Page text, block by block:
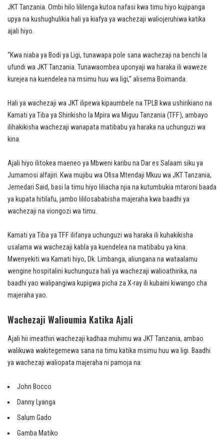
JKT Tanzania. Ombi hilo lililenga kutoa nafasi kwa timu hiyo kujipanga
upya na kushughulikia hali ya kiafya ya wachezaji waliojeruhiwa katika
ajali hiyo.
“Kwa niaba ya Bodi ya Ligi, tunawapa pole sana wachezaji na benchi la
ufundi wa JKT Tanzania. Tunawaombea uponyaji wa haraka ili waweze
kurejea na kuendelea na msimu huu wa ligi,” alisema Boimanda.
Hali ya wachezaji wa JKT ilipewa kipaumbele na TPLB kwa ushirikiano na
Kamati ya Tiba ya Shirikisho la Mpira wa Miguu Tanzania (TFF), ambayo
ilihakikisha wachezaji wanapata matibabu ya haraka na uchunguzi wa
kina.
Ajali hiyo ilitokea maeneo ya Mbweni karibu na Dar es Salaam siku ya
Jumamosi alfajiri. Kwa mujibu wa Ofisa Mtendaji Mkuu wa JKT Tanzania,
Jemedari Said, basi la timu hiyo liliacha njia na kutumbukia mtaroni baada
ya kupata hitilafu, jambo lililosababisha majeraha kwa baadhi ya
wachezaji na viongozi wa timu.
Kamati ya Tiba ya TFF ilifanya uchunguzi wa haraka ili kuhakikisha
usalama wa wachezaji kabla ya kuendelea na matibabu ya kina.
Mwenyekiti wa Kamati hiyo, Dk. Limbanga, aliungana na wataalamu
wengine hospitalini kuchunguza hali ya wachezaji walioathirika, na
baadhi yao walipangiwa kupigwa picha za X-ray ili kubaini kiwango cha
majeraha yao.
Wachezaji Walioumia Katika Ajali
Ajali hii imeathiri wachezaji kadhaa muhimu wa JKT Tanzania, ambao
walikuwa wakitegemewa sana na timu katika msimu huu wa ligi. Baadhi
ya wachezaji waliopata majeraha ni pamoja na:
John Bocco
Danny Lyanga
Salum Gado
Gamba Matiko